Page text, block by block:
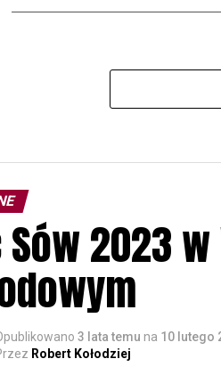
Sów 2023
3 lata temu na 10 lutego
Robert Kołodziej